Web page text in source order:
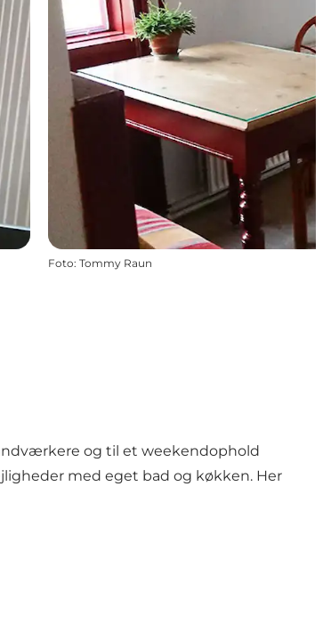
Foto: Tommy Raun
og til et weekendophold
med eget bad og køkken. Her